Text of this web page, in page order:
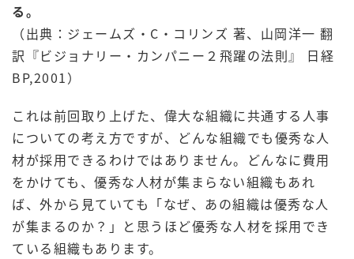
る。
（出典：ジェームズ・C・コリンズ 著、山岡洋一 翻
訳『ビジョナリー・カンパニー２飛躍の法則』 日経
BP,2001）
これは前回取り上げた、偉大な組織に共通する人事
についての考え方ですが、どんな組織でも優秀な人
材が採用できるわけではありません。どんなに費用
をかけても、優秀な人材が集まらない組織もあれ
ば、外から見ていても「なぜ、あの組織は優秀な人
が集まるのか？」と思うほど優秀な人材を採用でき
ている組織もあります。